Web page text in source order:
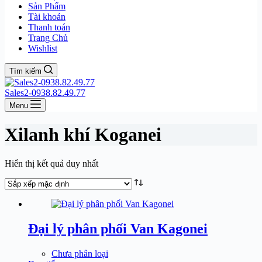
Sản Phẩm
Tài khoản
Thanh toán
Trang Chủ
Wishlist
Tìm kiếm
Sales2-0938.82.49.77
Menu
Xilanh khí Koganei
Hiển thị kết quả duy nhất
Đại lý phân phối Van Kagonei
Chưa phân loại